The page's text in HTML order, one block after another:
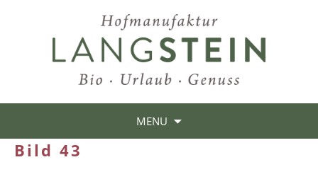
MENU
Bild 43